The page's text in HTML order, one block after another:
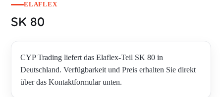
ELAFLEX
SK 80
CYP Trading liefert das Elaflex-Teil SK 80 in
Deutschland. Verfügbarkeit und Preis erhalten Sie direkt
über das Kontaktformular unten.